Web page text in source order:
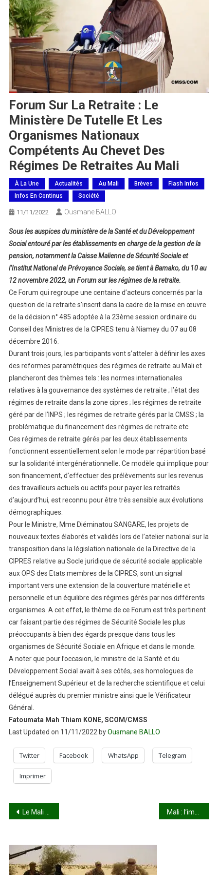
Forum Sur La Retraite : Le
Ministère De Tutelle Et Les
Organismes Nationaux
Compétents Au Chevet Des
Régimes De Retraites Au Mali
À La Une Actualités Au Mali Brèves
Flash Infos
Infos En Continus
Société
11/11/2022 Ousmane BALLO
Sous les auspices du ministère de la Santé et du Développement
Social entouré par les établissements en charge de la gestion de la
pension, notamment la Caisse Malienne de Sécurité Sociale et
l’Institut National de Prévoyance Sociale, se tient à Bamako, du 10 au
12 novembre 2022, un Forum sur les régimes de la retraite.
Ce Forum qui regroupe une centaine d’acteurs concernés par la
question de la retraite s’inscrit dans la cadre de la mise en œuvre
de la décision n° 485 adoptée à la 23ème session ordinaire du
Conseil des Ministres de la CIPRES tenu à Niamey du 07 au 08
décembre 2016.
Durant trois jours, les participants vont s’atteler à définir les axes
des reformes paramétriques des régimes de retraite au Mali et
plancheront des thèmes tels : les normes internationales
relatives à la gouvernance des systèmes de retraite ; l’état des
régimes de retraite dans la zone cipres ; les régimes de retraite
géré par de l’INPS ; les régimes de retraite gérés par la CMSS ; la
problématique du financement des régimes de retraite etc.
Ces régimes de retraite gérés par les deux établissements
fonctionnent essentiellement selon le mode par répartition basé
sur la solidarité intergénérationnelle. Ce modèle qui implique pour
son financement, d’effectuer des prélèvements sur les revenus
des travailleurs actuels ou actifs pour payer les retraités
d’aujourd’hui, est reconnu pour être très sensible aux évolutions
démographiques.
Pour le Ministre, Mme Diéminatou SANGARE, les projets de
nouveaux textes élaborés et validés lors de l’atelier national sur la
transposition dans la législation nationale de la Directive de la
CIPRES relative au Socle juridique de sécurité sociale applicable
aux OPS des Etats membres de la CIPRES, sont un signal
important vers une extension de la couverture matérielle et
personnelle et un équilibre des régimes gérés par nos différents
organismes. A cet effet, le thème de ce Forum est très pertinent
car faisant partie des régimes de Sécurité Sociale les plus
préoccupants à bien des égards presque dans tous les
organismes de Sécurité Sociale en Afrique et dans le monde.
A noter que pour l’occasion, le ministre de la Santé et du
Développement Social avait à ses côtés, ses homologues de
l’Enseignement Supérieur et de la recherche scientifique et celui
délégué auprès du premier ministre ainsi que le Vérificateur
Général.
Fatoumata Mah Thiam KONE, SCOM/CMSS
Last Updated on 11/11/2022 byOusmane BALLO
Twitter Facebook WhatsApp Telegram
Imprimer
Navigation
l’article
Le Mali vers la mise en circulation de la carte d’identité biométrique